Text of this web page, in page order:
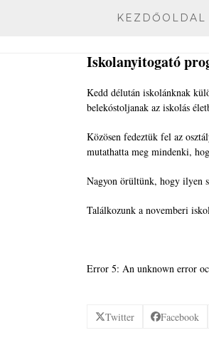
KEZDŐOLDAL
Iskolanyitogató
Kedd délután iskolánknak
belekóstoljanak az iskolás
Közösen fedeztük fel az
mutathatta meg mindenki,
Nagyon örültünk, hogy ilyen
Találkozunk a novemberi
Error 5: An unknown error
Twitter Facebook